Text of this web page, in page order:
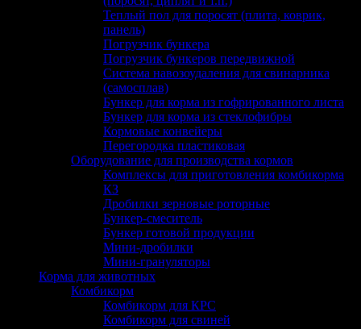
Теплый пол для поросят (плита, коврик,
панель)
Погрузчик бункера
Погрузчик бункеров передвижной
Система навозоудаления для свинарника
(самосплав)
Бункер для корма из гофрированного листа
Бункер для корма из стеклофибры
Кормовые конвейеры
Перегородка пластиковая
Оборудование для производства кормов
Комплексы для приготовления комбикорма
КЗ
Дробилки зерновые роторные
Бункер-смеситель
Бункер готовой продукции
Мини-дробилки
Мини-грануляторы
Корма для животных
Комбикорм
Комбикорм для КРС
Комбикорм для свиней